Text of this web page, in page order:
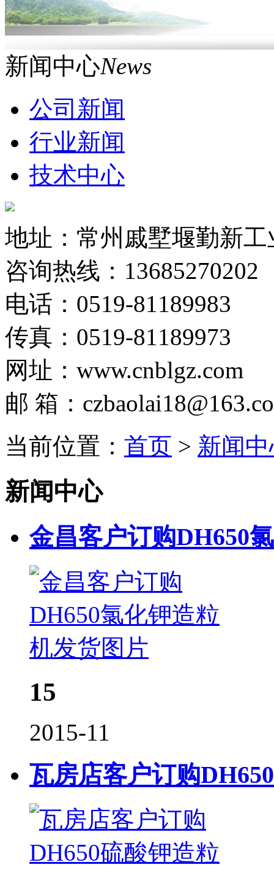
新闻中心News
公司新闻
行业新闻
技术中心
地址：常州戚墅堰勤新工
咨询热线：13685270202
电话：0519-81189983
传真：0519-81189973
网址：www.cnblgz.com
邮 箱：
当前位置： 首页 > 新闻
新闻中心
金昌客户订购DH650
15
2015-11
瓦房店客户订购